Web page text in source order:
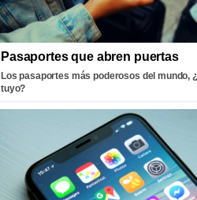
Pasaportes que abren puertas
Los pasaportes más poderosos del mundo,
tuyo?